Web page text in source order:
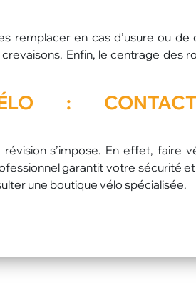
remplacer en cas d’usure ou
Enfin, le centrage des
:
s’impose. En effet, faire
garantit votre sécurité
une boutique vélo spécialisée.